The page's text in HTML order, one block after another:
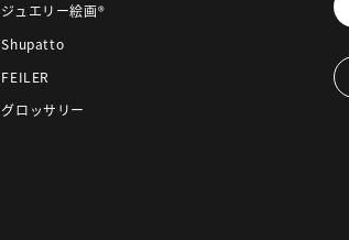
ジュエリー絵画®
Shupatto
FEILER
グロッサリー